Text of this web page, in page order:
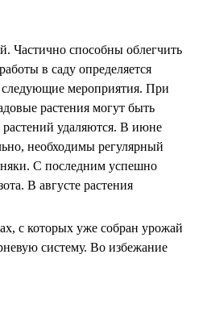
Частично способны облегчить
в саду определяется
следующие мероприятия. При
растения могут быть
удаляются. В июне
необходимы регулярный
С последним успешно
В августе растения
с которых уже собран урожай
систему. Во избежание